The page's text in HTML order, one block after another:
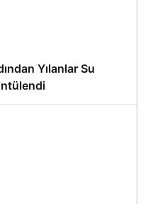
Yılanlar Su